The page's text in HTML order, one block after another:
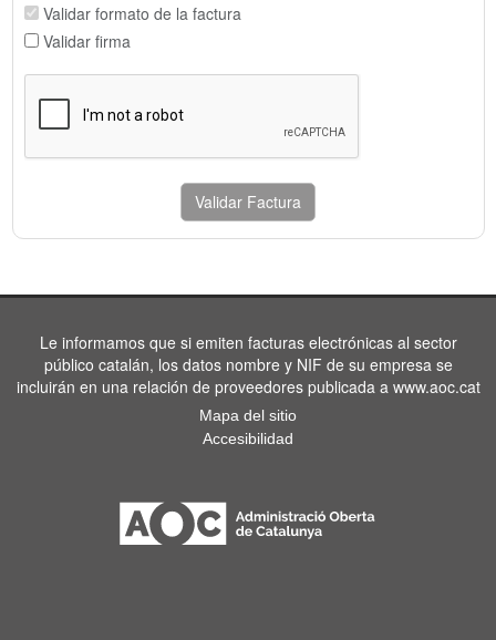
Validar formato de la factura
Validar firma
Validar Factura
Le informamos que si emiten facturas electrónicas al sector
público catalán, los datos nombre y NIF de su empresa se
incluirán en una relación de proveedores publicada a www.aoc.cat
Mapa del sitio
Accesibilidad